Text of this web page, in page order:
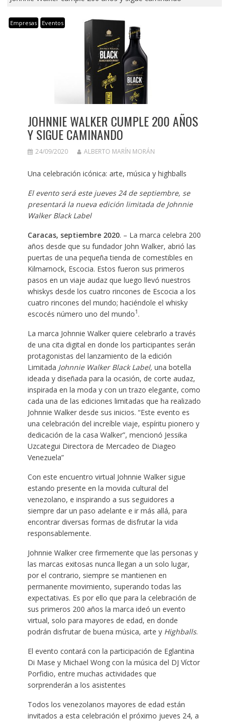
Empresas Eventos
JOHNNIE WALKER CUMPLE 200 AÑOS
Y SIGUE CAMINANDO
24/09/2020 ALBERTO MARÍN MORÁN
Una celebración icónica: arte, música y highballs
El evento será este jueves 24 de septiembre, se
presentará la nueva edición limitada de Johnnie
Walker Black Label
Caracas, septiembre 2020. – La marca celebra 200
años desde que su fundador John Walker, abrió las
puertas de una pequeña tienda de comestibles en
Kilmarnock, Escocia. Estos fueron sus primeros
pasos en un viaje audaz que luego llevó nuestros
whiskys desde los cuatro rincones de Escocia a los
cuatro rincones del mundo; haciéndole el whisky
escocés número uno del mundo1 .
La marca Johnnie Walker quiere celebrarlo a través
de una cita digital en donde los participantes serán
protagonistas del lanzamiento de la edición
Limitada Johnnie Walker Black Label, una botella
ideada y diseñada para la ocasión, de corte audaz,
inspirada en la moda y con un trazo elegante, como
cada una de las ediciones limitadas que ha realizado
Johnnie Walker desde sus inicios. “Este evento es
una celebración del increíble viaje, espíritu pionero y
dedicación de la casa Walker”, mencionó Jessika
Uzcategui Directora de Mercadeo de Diageo
Venezuela”
Con este encuentro virtual Johnnie Walker sigue
estando presente en la movida cultural del
venezolano, e inspirando a sus seguidores a
siempre dar un paso adelante e ir más allá, para
encontrar diversas formas de disfrutar la vida
responsablemente.
Johnnie Walker cree firmemente que las personas y
las marcas exitosas nunca llegan a un solo lugar,
por el contrario, siempre se mantienen en
permanente movimiento, superando todas las
expectativas. Es por ello que para la celebración de
sus primeros 200 años la marca ideó un evento
virtual, solo para mayores de edad, en donde
podrán disfrutar de buena música, arte y Highballs.
El evento contará con la participación de Eglantina
Di Mase y Michael Wong con la música del DJ Víctor
Porfidio, entre muchas actividades que
sorprenderán a los asistentes
Todos los venezolanos mayores de edad están
invitados a esta celebración el próximo jueves 24, a